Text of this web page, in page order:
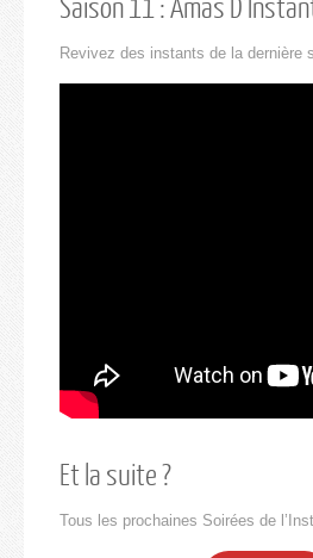
Revivez des instants de la dernière
Et la suite ?
Tous les prochaines Soirées de